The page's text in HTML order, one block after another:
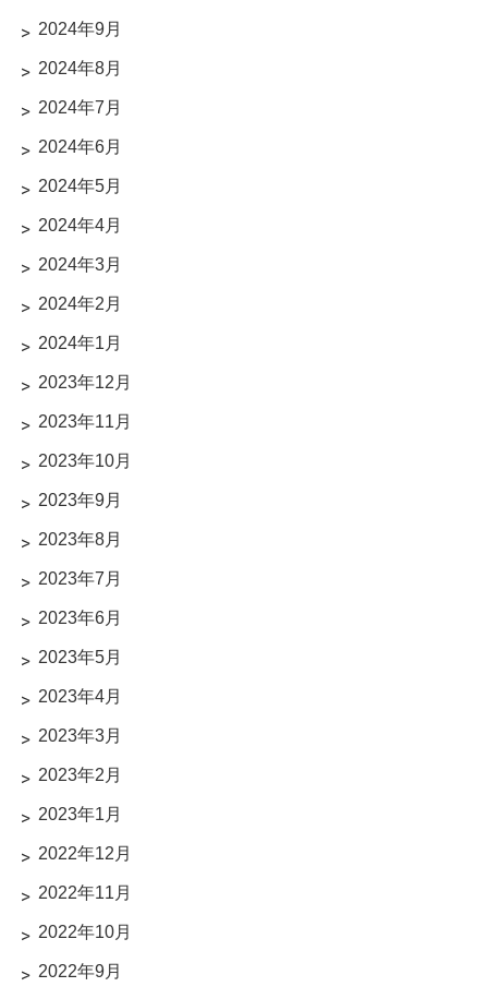
2024年9月
2024年8月
2024年7月
2024年6月
2024年5月
2024年4月
2024年3月
2024年2月
2024年1月
2023年12月
2023年11月
2023年10月
2023年9月
2023年8月
2023年7月
2023年6月
2023年5月
2023年4月
2023年3月
2023年2月
2023年1月
2022年12月
2022年11月
2022年10月
2022年9月